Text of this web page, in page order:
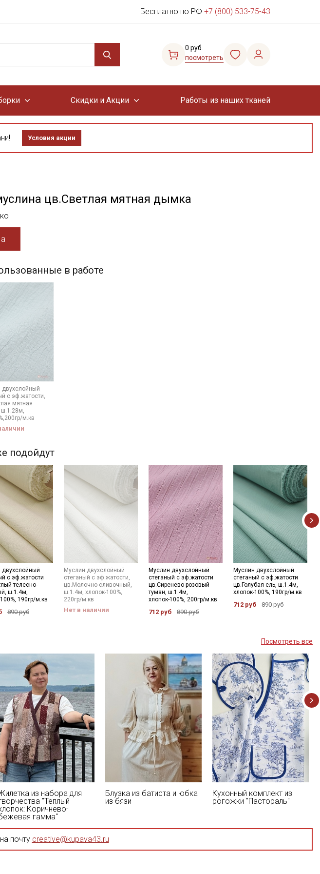
Бесплатно по РФ +7 (800) 533-75-43
0 руб.
посмотреть
Скидки и Акции Работы из наших тканей
Условия акции
цв.Светлая мятная дымка
в работе
двухслойный
с эф.жатости,
мятная
м.кв
подойдут
двухслойный
с эф.жатости
телесно-
ш.1.4м,
190гр/м.кв
890 руб
Муслин двухслойный
стеганый с эф.жатости,
цв.Молочно-сливочный,
ш.1.4м, хлопок-100%,
220гр/м.кв
Нет в наличии
Муслин двухслойный
стеганый с эф.жатости
цв.Сиренево-розовый
туман, ш.1.4м,
хлопок-100%, 200гр/м.кв
712 руб 890 руб
Муслин двухслойный
стеганый с эф.жатости
цв.Голубая ель, ш.1.4м,
хлопок-100%, 190гр/м.кв
712 руб 890 руб
Посмотреть все
из набора для
"Теплый
Коричнево-
гамма"
Блузка из батиста и юбка
из бязи
Кухонный комплект из
рогожки "Пастораль"
почту creative@kupava43.ru
30% на узкие
персональных
персональных